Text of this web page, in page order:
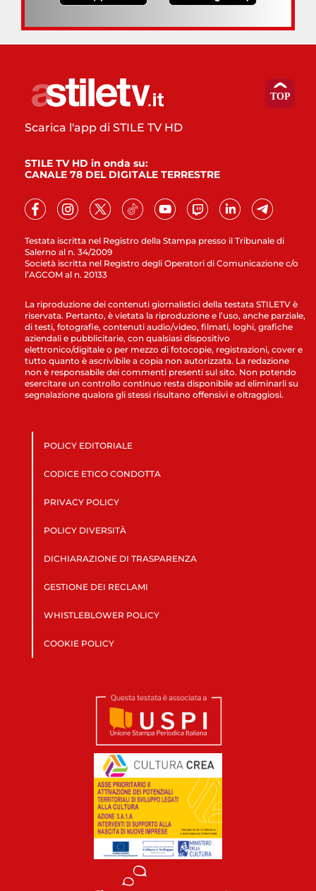
Testata iscritta nel Registro della Stampa presso il Tribunale di
Salerno al n. 34/2009
Società iscritta nel Registro degli Operatori di Comunicazione c/o
l’AGCOM al n. 20133
Scarica l'app di STILE TV HD
STILE TV HD in onda su:
CANALE 78 DEL DIGITALE TERRESTRE
La riproduzione dei contenuti giornalistici della testata STILETV è
riservata. Pertanto, è vietata la riproduzione e l’uso, anche parziale,
di testi, fotografie, contenuti audio/video, filmati, loghi, grafiche
aziendali e pubblicitarie, con qualsiasi dispositivo
elettronico/digitale o per mezzo di fotocopie, registrazioni, cover e
tutto quanto è ascrivibile a copia non autorizzata. La redazione
non è responsabile dei commenti presenti sul sito. Non potendo
esercitare un controllo continuo resta disponibile ad eliminarli su
segnalazione qualora gli stessi risultano offensivi e oltraggiosi.
POLICY EDITORIALE
CODICE ETICO CONDOTTA
PRIVACY POLICY
POLICY DIVERSITÀ
DICHIARAZIONE DI TRASPARENZA
GESTIONE DEI RECLAMI
WHISTLEBLOWER POLICY
COOKIE POLICY